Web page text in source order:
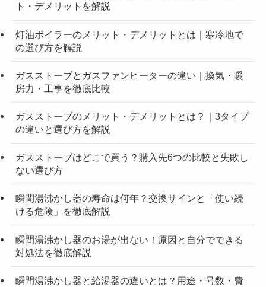
ト・デメリットを解説
灯油ボイラーのメリット・デメリットとは｜寒冷地で
の選び方を解説
ガスストーブとガスファンヒーターの違い｜換気・暖
房力・工事を徹底比較
ガスストーブのメリット・デメリットとは？｜3タイプ
の違いと選び方を解説
ガスストーブはどこで買う？購入先6つの比較と失敗し
ない選び方
瞬間湯沸かし器の寿命は何年？交換サインと「使い続
ける危険」を徹底解説
瞬間湯沸かし器のお湯が出ない！原因と自分でできる
対処法を徹底解説
瞬間湯沸かし器と給湯器の違いとは？用途・号数・費